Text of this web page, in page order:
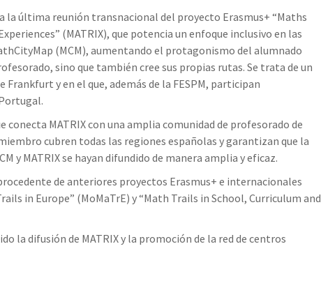
la última reunión transnacional del proyecto Erasmus+ “Maths
(MATRIX), que potencia un enfoque inclusivo en las
(MCM), aumentando el protagonismo del alumnado
sino que también cree sus propias rutas. Se trata de un
y en el que, además de la FESPM, participan
MATRIX con una amplia comunidad de profesorado de
cubren todas las regiones españolas y garantizan que la
y MATRIX se hayan difundido de manera amplia y eficaz.
de anteriores proyectos Erasmus+ e internacionales
in Europe” (MoMaTrE) y “Math Trails in School, Curriculum and
la difusión de MATRIX y la promoción de la red de centros